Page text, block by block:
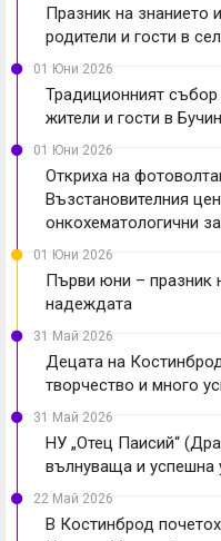
Празник на знанието
родители и гости в
01 Юни 2026
Традиционният
жители и гости в
01 Юни 2026
Откриха на
Възстановителния
онкохематологични
01 Юни 2026
Първи юни – празник
надеждата
31 Май 2026
Децата на
творчество и много
31 Май 2026
НУ „Отец Паисий“
вълнуваща и успешна
22 Май 2026
В Костинброд